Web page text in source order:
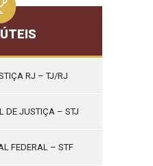
RJ – TJ/RJ
DE JUSTIÇA – STJ
FEDERAL – STF